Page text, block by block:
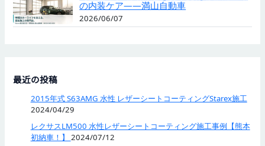
の内装ケア——満山自動車
2026/06/07
最近の投稿
2015年式 S63AMG 水性 レザーシートコーティングStarex施工
2024/04/29
レクサスLM500 水性レザーシートコーティング施工事例【熊本
初納車！】 2024/07/12